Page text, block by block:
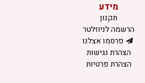
מידע
תקנון
הרשמה לניוזלטר
פרסמו אצלנו
הצהרת נגישות
הצהרת פרטיות